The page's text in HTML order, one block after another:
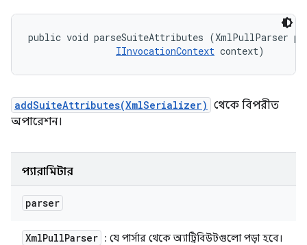
public void parseSuiteAttributes (XmlPullParser
IInvocationContext context)
addSuiteAttributes(XmlSerializer) থেকে বিপরীত
অপারেশন।
প্যারামিটার
parser
XmlPullParser : যে পার্সার থেকে অ্যাট্রিবিউটগুলো পড়া হবে।